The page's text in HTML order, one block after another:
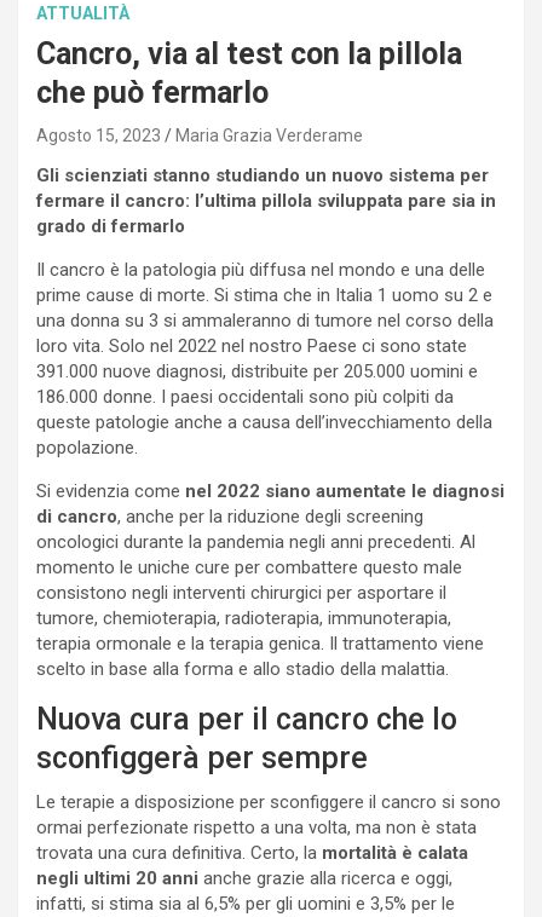
ATTUALITÀ
Cancro, via al test con la pillola
che può fermarlo
Agosto 15, 2023 Maria Grazia Verderame
Gli scienziati stanno studiando un nuovo sistema per
fermare il cancro: l’ultima pillola sviluppata pare sia in
grado di fermarlo
Il cancro è la patologia più diffusa nel mondo e una delle
prime cause di morte. Si stima che in Italia 1 uomo su 2 e
una donna su 3 si ammaleranno di tumore nel corso della
loro vita. Solo nel 2022 nel nostro Paese ci sono state
391.000 nuove diagnosi, distribuite per 205.000 uomini e
186.000 donne. I paesi occidentali sono più colpiti da
queste patologie anche a causa dell’invecchiamento della
popolazione.
Si evidenzia come nel 2022 siano aumentate le diagnosi
di cancro, anche per la riduzione degli screening
oncologici durante la pandemia negli anni precedenti. Al
momento le uniche cure per combattere questo male
consistono negli interventi chirurgici per asportare il
tumore, chemioterapia, radioterapia, immunoterapia,
terapia ormonale e la terapia genica. Il trattamento viene
scelto in base alla forma e allo stadio della malattia.
Nuova cura per il cancro che lo
sconfiggerà per sempre
Le terapie a disposizione per sconfiggere il cancro si sono
ormai perfezionate rispetto a una volta, ma non è stata
trovata una cura definitiva. Certo, la mortalità è calata
negli ultimi 20 anni anche grazie alla ricerca e oggi,
infatti, si stima sia al 6,5% per gli uomini e 3,5% per le